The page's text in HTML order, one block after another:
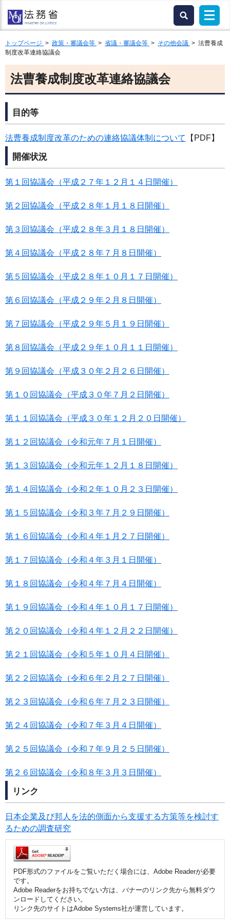
トップページ > 政策・審議会等 > 省議・審議会等 > その他会議 > 法曹養成
制度改革連絡協議会
法曹養成制度改革連絡協議会
目的等
法曹養成制度改革のための連絡協議体制について 【PDF】
開催状況
第１回協議会（平成２７年１２月１４日開催）
第２回協議会（平成２８年１月１８日開催）
第３回協議会（平成２８年３月１８日開催）
第４回協議会（平成２８年７月８日開催）
第５回協議会（平成２８年１０月１７日開催）
第６回協議会（平成２９年２月８日開催）
第７回協議会（平成２９年５月１９日開催）
第８回協議会（平成２９年１０月１１日開催）
第９回協議会（平成３０年２月２６日開催）
第１０回協議会（平成３０年７月２日開催）
第１１回協議会（平成３０年１２月２０日開催）
第１２回協議会（令和元年７月１日開催）
第１３回協議会（令和元年１２月１８日開催）
第１４回協議会（令和２年１０月２３日開催）
第１５回協議会（令和３年７月２９日開催）
第１６回協議会（令和４年１月２７日開催）
第１７回協議会（令和４年３月１日開催）
第１８回協議会（令和４年７月４日開催）
第１９回協議会（令和４年１０月１７日開催）
第２０回協議会（令和４年１２月２２日開催）
第２１回協議会（令和５年１０月４日開催）
第２２回協議会（令和６年２月２７日開催）
第２３回協議会（令和６年７月２３日開催）
第２４回協議会（令和７年３月４日開催）
第２５回協議会（令和７年９月２５日開催）
第２６回協議会（令和８年３月３日開催）
リンク
日本企業及び邦人を法的側面から支援する方策等を検討す
るための調査研究
PDF形式のファイルをご覧いただく場合には、Adobe Readerが必要
です。
Adobe Readerをお持ちでない方は、バナーのリンク先から無料ダウ
ンロードしてください。
リンク先のサイトはAdobe Systems社が運営しています。